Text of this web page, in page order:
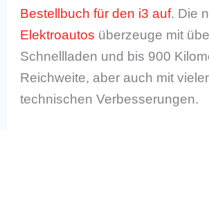
Bestellbuch für den i3 auf. Die
Elektroautos überzeuge mit
Schnellladen und bis 900
Reichweite, aber auch mit
technischen Verbesserungen.